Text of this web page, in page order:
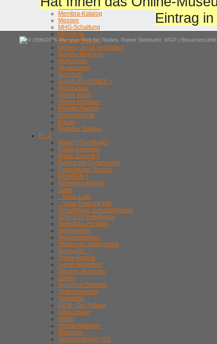
Loop-Antennen
Membra-Katalog
Messen
MHG-Schaltung
Mikrofone
Miniatur-Radios
Modern-zu-alt Verbinden
Morphy Richards
Multimedia
Musiktruhen
Nachhall
NAHAUFNAHMEN >
Not-Radios
Online-Buch
Online-Museum
Philetta-Radios
Phonotechnik
Player
Portable Radios
R - Z
Radio? Rundfunk?
Radio-Kameras
Radio Zukunft ?
Radios mit Textanzeige
Reparaturen Service
RÖHREN >
Röhrenprüfgeräte
Saba
.. Saba-Liste
.. Saba Freiburg WIII
Schaltbilder, Schaltbildlesen
SDR-DSP Empfänger
Selbstbau-Projekte
Signalgeber
Skalenscheiben
Skalenseil Seilantriebe
Schnurlos ...
Spass-Radios
s-plan Bibliothek
Stecker / Buchsen
Stereo
Synchron-Detektor
Tonbandgeräte
Tonmöbel
UKW - Der Anfang
Ultra-Linear
Video
Volksempfänger
Walkman
Weltempfänger / DX
Eintrag
© 1996/2026 Wumpus Welt der Radios. Rainer Steinfuehr, WGF |